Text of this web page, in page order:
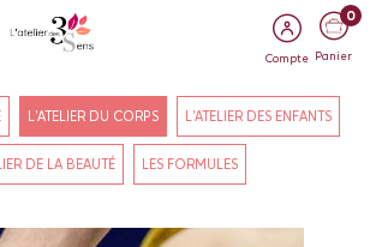
Compte
0
Panier
L'ATELIER DU CORPS L'ATELIER DES ENFANTS
DE LA BEAUTÉ LES FORMULES